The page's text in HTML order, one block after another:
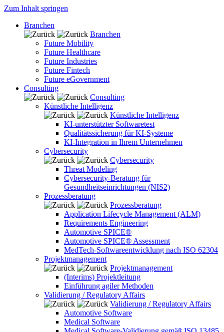
Zum Inhalt springen
Branchen
Branchen
Future Mobility
Future Healthcare
Future Industries
Future Fintech
Future eGovernment
Consulting
Consulting
Künstliche Intelligenz
Künstliche Intelligenz
KI-unterstützter Softwaretest
Qualitätssicherung für KI-Systeme
KI-Integration in Ihrem Unternehmen
Cybersecurity
Cybersecurity
Threat Modeling
Cybersecurity-Beratung für
Gesundheitseinrichtungen (NIS2)
Prozessberatung
Prozessberatung
Application Lifecycle Management (ALM)
Requirements Engineering
Automotive SPICE®
Automotive SPICE® Assessment
MedTech-Softwareentwicklung nach ISO 62304
Projektmanagement
Projektmanagement
(Interims) Projektleitung
Einführung agiler Methoden
Validierung / Regulatory Affairs
Validierung / Regulatory Affairs
Automotive Software
Medical Software